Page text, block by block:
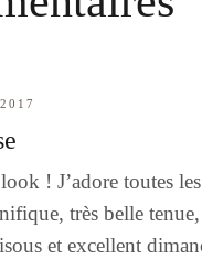
! J’adore toutes
très belle
et excellent